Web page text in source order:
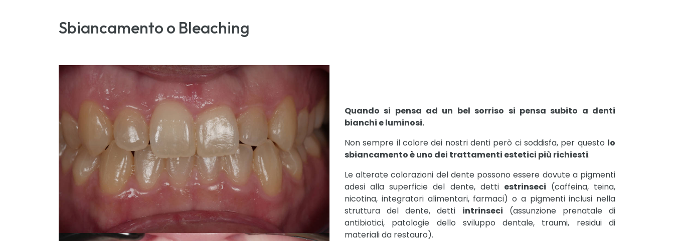
Sbiancamento o Bleaching
Quando si pensa ad un bel sorriso si pensa subito a denti
bianchi e luminosi.
Non sempre il colore dei nostri denti però ci soddisfa, per questo lo
sbiancamento è uno dei trattamenti estetici più richiesti.
Le alterate colorazioni del dente possono essere dovute a pigmenti
adesi alla superficie del dente, detti estrinseci (caffeina, teina,
nicotina, integratori alimentari, farmaci) o a pigmenti inclusi nella
struttura del dente, detti intrinseci (assunzione prenatale di
antibiotici, patologie dello sviluppo dentale, traumi, residui di
materiali da restauro).